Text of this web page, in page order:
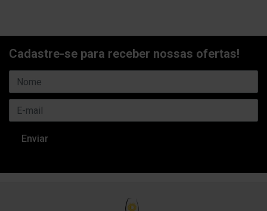
Cadastre-se para receber nossas ofertas!